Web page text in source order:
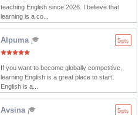
teaching English since 2026. I believe that
learning is a co...
Alpuma 5pts
If you want to become globally competitive,
learning English is a great place to start.
English is a...
Avsina 5pts